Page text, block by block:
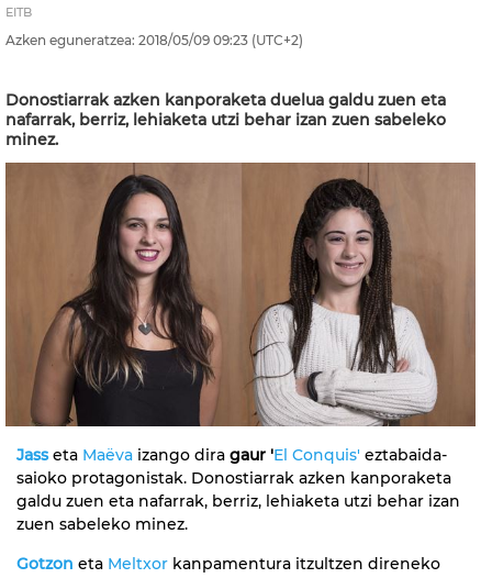
EITB
Azken eguneratzea: 2018/05/09 09:23 (UTC+2)
Donostiarrak azken kanporaketa duelua galdu zuen eta
nafarrak, berriz, lehiaketa utzi behar izan zuen sabeleko
minez.
Jasseta Maëva izango dira gaur 'El Conquis' eztabaida-
saioko protagonistak. Donostiarrak azken kanporaketa
galdu zuen eta nafarrak, berriz, lehiaketa utzi behar izan
zuen sabeleko minez.
Gotzon eta Meltxor kanpamentura itzultzen direneko